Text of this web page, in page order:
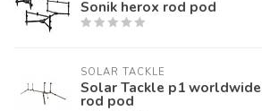
Sonik herox rod pod
SOLAR TACKLE
Solar Tackle p1 worldwide
rod pod